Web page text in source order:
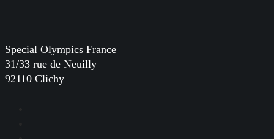
Special Olympics France
31/33 rue de Neuilly
92110 Clichy